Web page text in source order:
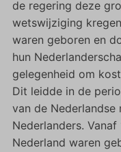
de regering deze
wetswijziging
waren geboren en
hun
gelegenheid om
Dit leidde in de
van de Nederlandse
Nederlanders.
Nederland waren